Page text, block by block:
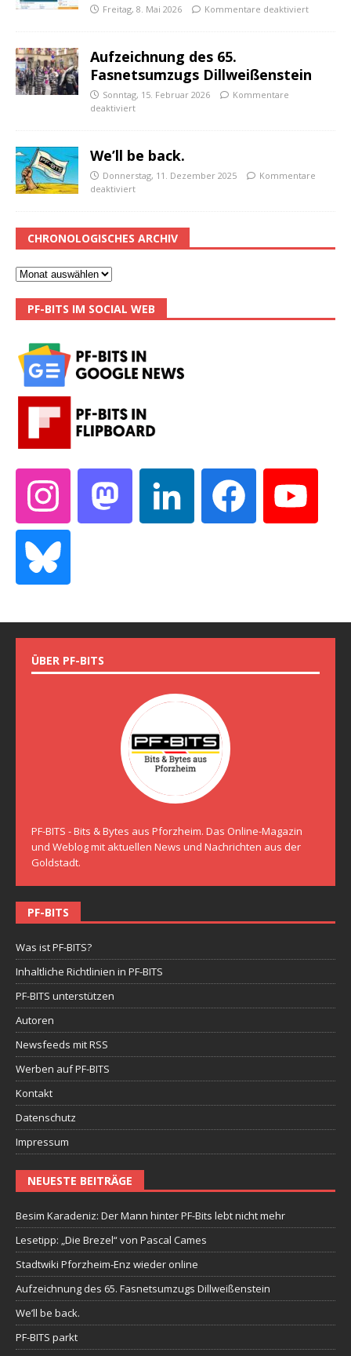
Freitag, 8. Mai 2026 Kommentare deaktiviert
Aufzeichnung des 65.
Fasnetsumzugs Dillweißenstein
Sonntag, 15. Februar 2026
Kommentare
deaktiviert
We’ll be back.
Donnerstag, 11. Dezember 2025
Kommentare
deaktiviert
CHRONOLOGISCHES ARCHIV
PF-BITS IM SOCIAL WEB
ÜBER PF-BITS
PF-BITS - Bits & Bytes aus Pforzheim. Das Online-Magazin
und Weblog mit aktuellen News und Nachrichten aus der
Goldstadt.
PF-BITS
Was ist PF-BITS?
Inhaltliche Richtlinien in PF-BITS
PF-BITS unterstützen
Autoren
Newsfeeds mit RSS
Werben auf PF-BITS
Kontakt
Datenschutz
Impressum
NEUESTE BEITRÄGE
Besim Karadeniz: Der Mann hinter PF-Bits lebt nicht mehr
Lesetipp: „Die Brezel“ von Pascal Cames
Stadtwiki Pforzheim-Enz wieder online
Aufzeichnung des 65. Fasnetsumzugs Dillweißenstein
We’ll be back.
PF-BITS parkt